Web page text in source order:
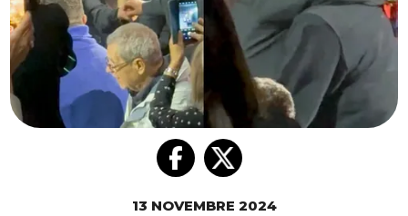
13 NOVEMBRE 2024